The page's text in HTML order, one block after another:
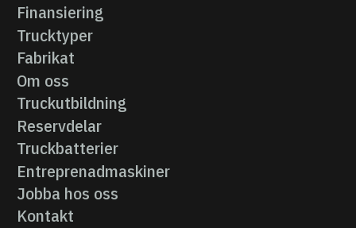
Finansiering
Finansiering
Trucktyper
Trucktyper
Fabrikat
Fabrikat
Om oss
Om oss
Truckutbildning
Truckutbildning
Reservdelar
Reservdelar
Truckbatterier
Truckbatterier
Entreprenadmaskiner
Entreprenadmaskiner
Jobba hos oss
Jobba hos oss
Kontakt